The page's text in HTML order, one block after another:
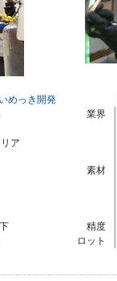
めっき開発
ア
業界
素材
精度
ロット